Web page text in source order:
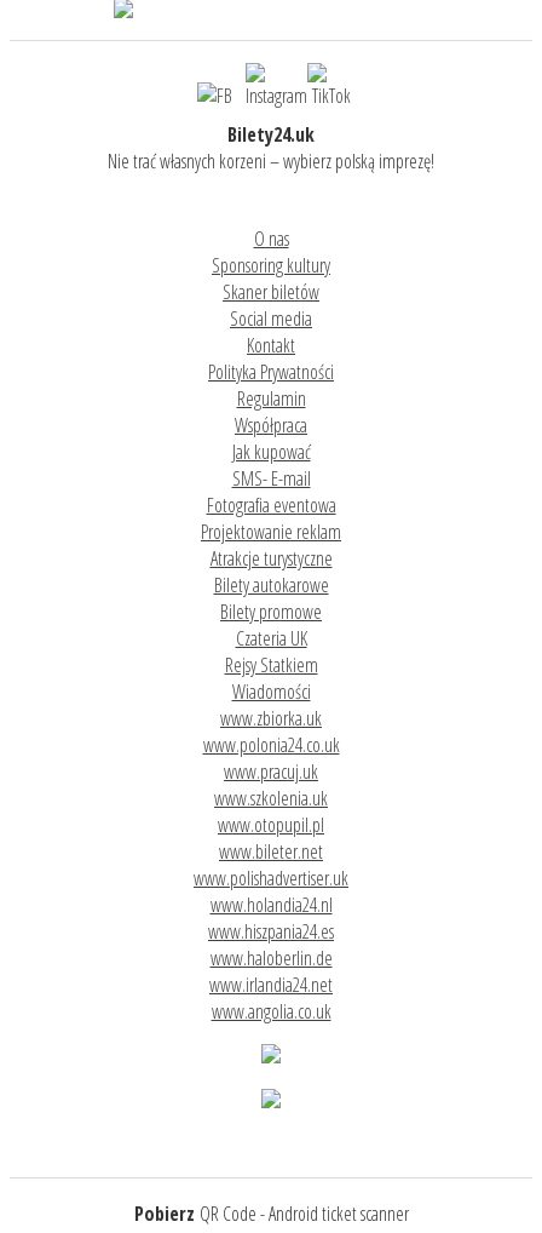
Bilety24.uk
Nie trać własnych korzeni – wybierz polską imprezę!
O nas
Sponsoring kultury
Skaner biletów
Social media
Kontakt
Polityka Prywatności
Regulamin
Współpraca
Jak kupować
SMS- E-mail
Fotografia eventowa
Projektowanie reklam
Atrakcje turystyczne
Bilety autokarowe
Bilety promowe
Czateria UK
Rejsy Statkiem
Wiadomości
www.zbiorka.uk
www.polonia24.co.uk
www.pracuj.uk
www.szkolenia.uk
www.otopupil.pl
www.bileter.net
www.polishadvertiser.uk
www.holandia24.nl
www.hiszpania24.es
www.haloberlin.de
www.irlandia24.net
www.angolia.co.uk
Pobierz QR Code - Android ticket scanner